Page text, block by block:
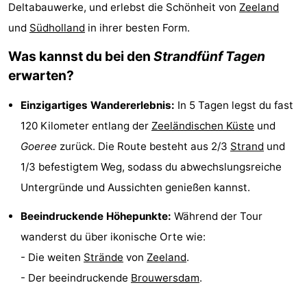
Zélande
Resort
Haamstede
-
Résidence
Hof
Haamstede
-
Schouwen
Schouwse
Haert
Wijde
Blick
Zeeland
Deltabauwerke, und erlebst die Schönheit von Zeeland
und Südholland in ihrer besten Form.
Was kannst du bei den Strandfünf Tagen
erwarten?
Einzigartiges Wandererlebnis: In 5 Tagen legst du fast
120 Kilometer entlang der Zeeländischen Küste und
Goeree zurück. Die Route besteht aus 2/3 Strand und
1/3 befestigtem Weg, sodass du abwechslungsreiche
Untergründe und Aussichten genießen kannst.
Beeindruckende Höhepunkte: Während der Tour
wanderst du über ikonische Orte wie:
- Die weiten Strände von Zeeland.
- Der beeindruckende Brouwersdam.